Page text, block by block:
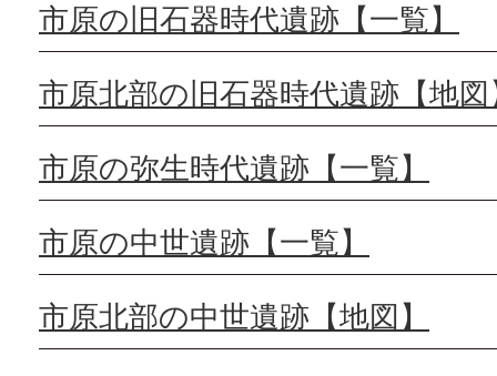
市原の旧石器時代遺跡【一覧】
市原北部の旧石器時代遺跡【地図
市原の弥生時代遺跡【一覧】
市原の中世遺跡【一覧】
市原北部の中世遺跡【地図】